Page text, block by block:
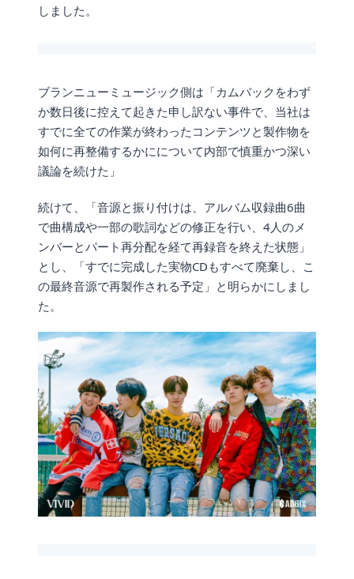
しました。
ブランニューミュージック側は「カムバックをわず
か数日後に控えて起きた申し訳ない事件で、当社は
すでに全ての作業が終わったコンテンツと製作物を
如何に再整備するかにについて内部で慎重かつ深い
議論を続けた」
続けて、「音源と振り付けは、アルバム収録曲6曲
で曲構成や一部の歌詞などの修正を行い、4人のメ
ンバーとパート再分配を経て再録音を終えた状態」
とし、「すでに完成した実物CDもすべて廃棄し、こ
の最終音源で再製作される予定」と明らかにしまし
た。